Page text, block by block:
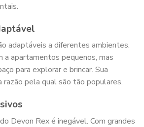
adaptáveis a diferentes ambientes.
a apartamentos pequenos, mas
para explorar e brincar. Sua
pela qual são tão populares.
Devon Rex é inegável. Com grandes